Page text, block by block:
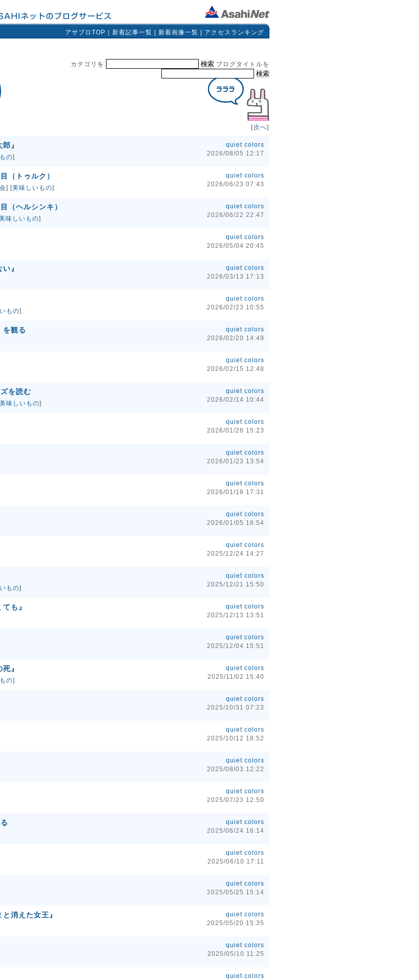
アサブロTOP 新着記事一覧 新着画像一覧 アクセスランキング
カテゴリを ブログタイトルを
[次へ]
』
の]
quiet colors
2026/08/05 12:17
（トゥルク）
] [美味しいもの]
quiet colors
2026/06/23 07:43
（ヘルシンキ）
味しいもの]
quiet colors
2026/06/22 22:47
quiet colors
2026/05/04 20:45
』
quiet colors
2026/03/13 17:13
もの]
quiet colors
2026/02/23 10:55
を観る
quiet colors
2026/02/20 14:49
quiet colors
2026/02/15 12:48
を読む
美味しいもの]
quiet colors
2026/02/14 10:44
quiet colors
2026/01/28 15:23
quiet colors
2026/01/23 13:54
quiet colors
2026/01/18 17:31
quiet colors
2026/01/05 16:54
quiet colors
2025/12/24 14:27
もの]
quiet colors
2025/12/21 15:50
も』
quiet colors
2025/12/13 13:51
quiet colors
2025/12/04 15:51
』
の]
quiet colors
2025/11/02 15:40
quiet colors
2025/10/31 07:23
quiet colors
2025/10/12 18:52
quiet colors
2025/08/03 12:22
quiet colors
2025/07/23 12:50
quiet colors
2025/06/24 16:14
quiet colors
2025/06/10 17:11
quiet colors
2025/05/25 15:14
消えた女王』
quiet colors
2025/05/20 15:35
quiet colors
2025/05/10 11:25
quiet colors